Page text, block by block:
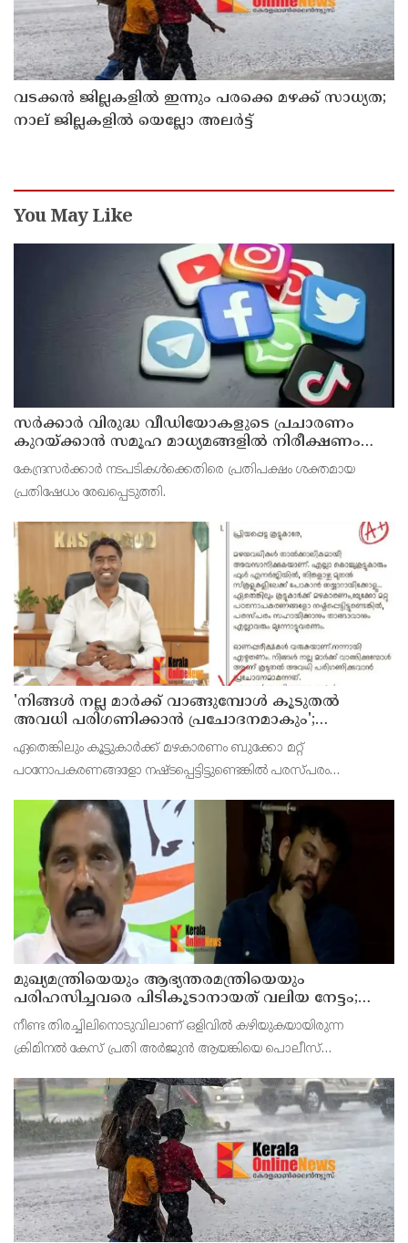
വടക്കന്‍ ജില്ലകളില്‍ ഇന്നും പരക്കെ മഴക്ക് സാധ്യത;
നാല് ജില്ലകളില്‍ യെല്ലോ അലര്‍ട്ട്
You May Like
സര്‍ക്കാര്‍ വിരുദ്ധ വീഡിയോകളുടെ പ്രചാരണം
കുറയ്ക്കാന്‍ സമൂഹ മാധ്യമങ്ങളില്‍ നിരീക്ഷണം
ശക്തമാക്കി കേന്ദ്രം
കേന്ദ്രസര്‍ക്കാര്‍ നടപടികള്‍ക്കെതിരെ പ്രതിപക്ഷം ശക്തമായ
പ്രതിഷേധം രേഖപ്പെടുത്തി.
'നിങ്ങള്‍ നല്ല മാര്‍ക്ക് വാങ്ങുമ്പോള്‍ കൂടുതല്‍
അവധി പരിഗണിക്കാന്‍ പ്രചോദനമാകും';
കാസര്‍കോട് കളക്ടറുടെ പോസ്റ്റ് വൈറല്‍
ഏതെങ്കിലും കൂട്ടുകാര്‍ക്ക് മഴകാരണം ബുക്കോ മറ്റ്
പഠനോപകരണങ്ങളോ നഷ്ടപ്പെട്ടിട്ടുണ്ടെങ്കില്‍ പരസ്പരം
പോസ്റ്റില്‍ കളക്ടര്‍ പറയുന്നുണ്ട്.
മുഖ്യമന്ത്രിയെയും ആഭ്യന്തരമന്ത്രിയെയും
പരിഹസിച്ചവരെ പിടികൂടാനായത് വലിയ നേട്ടം;
കണ്ണൂര്‍ ഡിസിസി പ്രസിഡന്റ്
നീണ്ട തിരച്ചിലിനൊടുവിലാണ് ഒളിവില്‍ കഴിയുകയായിരുന്ന
ക്രിമിനല്‍ കേസ് പ്രതി അര്‍ജുന്‍ ആയങ്കിയെ പൊലീസ്